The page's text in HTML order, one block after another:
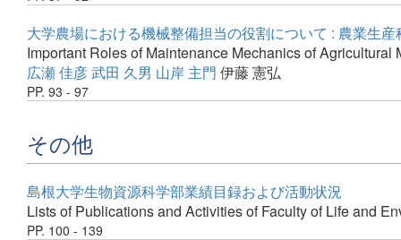
大学農場における機械整備担当の役割について : 農業生
Important Roles of Maintenance Mechanics of
広瀬 佳彦武田 久男 山岸 主門 伊藤 憲弘
PP. 93 - 97
その他
島根大学生物資源科学部業績目録および活動状況
Lists of Publications and Activities of Faculty of Life and
PP. 100 - 139